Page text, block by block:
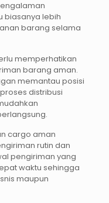
biasanya lebih
barang selama
memperhatikan
barang aman.
memantau posisi
distribusi
cargo aman
rutin dan
pengiriman yang
waktu sehingga
maupun